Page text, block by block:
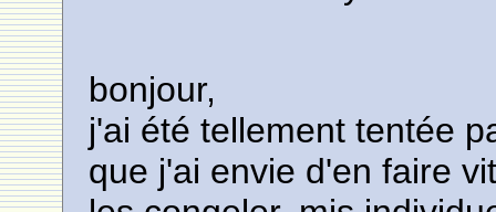
bonjour,
j'ai été tellement tentée
que j'ai envie d'en faire